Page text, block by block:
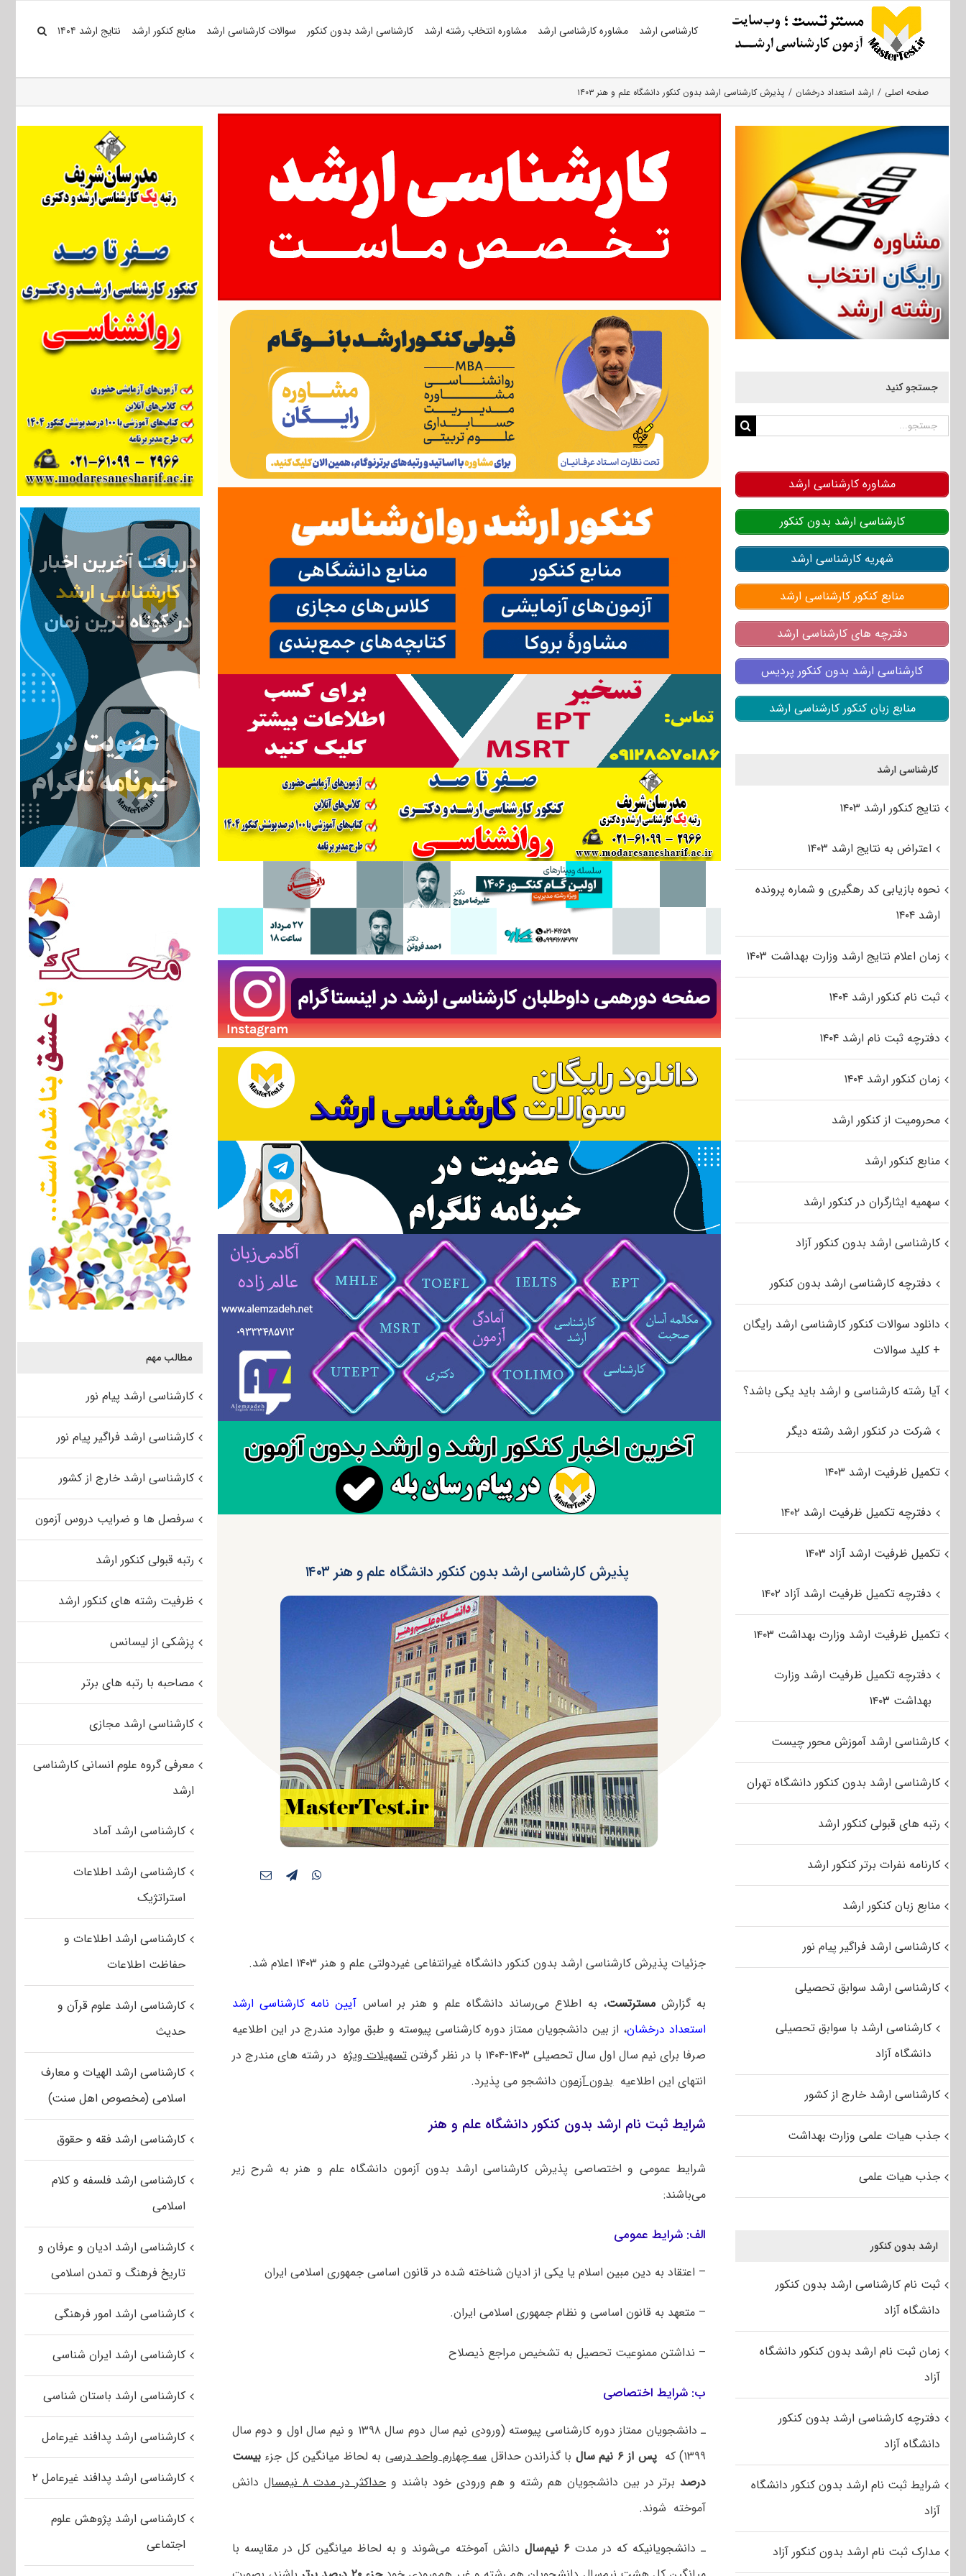
کارشناسی ارشد مشاوره کارشناسی ارشد مشاوره انتخاب رشته ارشد کارشناسی ارشد بدون کنکور سوالات کارشناسی ارشد منابع کنکور ارشد نتایج ارشد ۱۴۰۴
صفحه اصلی ارشد استعداد درخشان پذیرش کارشناسی ارشد بدون کنکور دانشگاه علم و هنر ۱۴۰۳
پذیرش کارشناسی ارشد بدون کنکور دانشگاه علم و هنر ۱۴۰۳
جزئیات پذیرش کارشناسی ارشد بدون کنکور دانشگاه غیرانتفاعی غیردولتی علم و هنر ۱۴۰۳ اعلام شد.
به گزارشمسترتست، به اطلاع می‌رساند دانشگاه علم و هنر بر اساس آیین نامه کارشناسی ارشد
استعداد درخشان، از بین دانشجویان ممتاز دوره کارشناسی پیوسته و طبق موارد مندرج در این اطلاعیه
صرفا برای نیم سال اول سال تحصیلی ۱۴۰۳-۱۴۰۴ با در نظر گرفتن
تسهیلات ویژهدر رشته های مندرج در
انتهای این اطلاعیهبدون آزموندانشجو می پذیرد.
شرایط ثبت نام ارشد بدون کنکور دانشگاه علم و هنر
شرایط عمومی و اختصاصی پذیرش کارشناسی‌ ارشد بدون آزمون دانشگاه ‌علم و هنر به شرح زیر
می‌باشند:
الف: شرایط عمومی
– اعتقاد به دین مبین اسلام یا یکی از ادیان شناخته شده در قانون اساسی جمهوری اسلامی ایران
– متعهد به قانون اساسی و نظام جمهوری اسلامی ایران.
– نداشتن ممنوعیت تحصیل به تشخیص مراجع ذیصلاح
ب: شرایط اختصاصی
ـ دانشجویان ممتاز دوره کارشناسی پیوسته (ورودی نیم سال دوم سال ۱۳۹۸ و نیم سال اول و دوم سال
۱۳۹۹) که
پس از ۶ نیم سال با گذراندن حداقل سه چهارم واحد درسی به لحاظ میانگین کل جزء بیست
درصد برتر در بین دانشجویان هم رشته و هم ورودی خود باشند و حداکثر در مدت ۸ نیمسال
دانش
آموخته شوند.
ـ دانشجویانیکه که در مدت۶ نیم‌سال
دانش آموخته می‌شوند و به لحاظ میانگین کل در مقایسه با
مطالب مهم
کارشناسی ارشد پیام نور
کارشناسی ارشد فراگیر پیام نور
کارشناسی ارشد خارج از کشور
سرفصل ها و ضرایب دروس آزمون
رتبه قبولی کنکور ارشد
ظرفیت رشته های کنکور ارشد
پزشکی از لیسانس
مصاحبه با رتبه های برتر
کارشناسی ارشد مجازی
معرفی گروه علوم انسانی کارشناسی
ارشد
کارشناسی ارشد آماد
کارشناسی ارشد اطلاعات
استراتژیک
کارشناسی ارشد اطلاعات و
حفاظت اطلاعات
کارشناسی ارشد علوم قرآن و
حدیث
کارشناسی ارشد الهیات و معارف
اسلامی (مخصوص اهل سنت)
کارشناسی ارشد فقه و حقوق
کارشناسی ارشد فلسفه و کلام
اسلامی
کارشناسی ارشد ادیان و عرفان و
تاریخ فرهنگ و تمدن اسلامی
کارشناسی ارشد امور فرهنگی
کارشناسی ارشد ایران شناسی
کارشناسی ارشد باستان شناسی
کارشناسی ارشد پدافند غیرعامل
کارشناسی ارشد پدافند غیرعامل ۲
کارشناسی ارشد پژوهش علوم
اجتماعی
جستجو کنید
جستجو
مشاوره کارشناسی ارشد
کارشناسی ارشد بدون کنکور
شهریه کارشناسی ارشد
منابع کنکور کارشناسی ارشد
دفترچه های کارشناسی ارشد
کارشناسی ارشد بدون کنکور پردیس
منابع زبان کنکور کارشناسی ارشد
کارشناسی ارشد
نتایج کنکور ارشد ۱۴۰۳
اعتراض به نتایج ارشد ۱۴۰۳
نحوه بازیابی کد رهگیری و شماره پرونده
ارشد ۱۴۰۴
زمان اعلام نتایج ارشد وزارت بهداشت ۱۴۰۳
ثبت نام کنکور ارشد ۱۴۰۴
دفترچه ثبت نام ارشد ۱۴۰۴
زمان کنکور ارشد ۱۴۰۴
محرومیت از کنکور ارشد
منابع کنکور ارشد
سهمیه ایثارگران در کنکور ارشد
کارشناسی ارشد بدون کنکور آزاد
دفترچه کارشناسی ارشد بدون کنکور
دانلود سوالات کنکور کارشناسی ارشد رایگان
+ کلید سوالات
آیا رشته کارشناسی و ارشد باید یکی باشد؟
شرکت در کنکور ارشد رشته دیگر
تکمیل ظرفیت ارشد ۱۴۰۳
دفترچه تکمیل ظرفیت ارشد ۱۴۰۲
تکمیل ظرفیت ارشد آزاد ۱۴۰۳
دفترچه تکمیل ظرفیت ارشد آزاد ۱۴۰۲
تکمیل ظرفیت ارشد وزارت بهداشت ۱۴۰۳
دفترچه تکمیل ظرفیت ارشد وزارت
بهداشت ۱۴۰۳
کارشناسی ارشد آموزش محور چیست
کارشناسی ارشد بدون کنکور دانشگاه تهران
رتبه های قبولی کنکور ارشد
کارنامه نفرات برتر کنکور ارشد
منابع زبان کنکور ارشد
کارشناسی ارشد فراگیر پیام نور
کارشناسی ارشد سوابق تحصیلی
کارشناسی ارشد با سوابق تحصیلی
دانشگاه آزاد
کارشناسی ارشد خارج از کشور
جذب هیات علمی وزارت بهداشت
جذب هیات علمی
ارشد بدون کنکور
ثبت نام کارشناسی ارشد بدون کنکور
دانشگاه آزاد
زمان ثبت نام ارشد بدون کنکور دانشگاه
آزاد
دفترچه کارشناسی ارشد بدون کنکور
دانشگاه آزاد
شرایط ثبت نام ارشد بدون کنکور دانشگاه
آزاد
مدارک ثبت نام ارشد بدون کنکور آزاد